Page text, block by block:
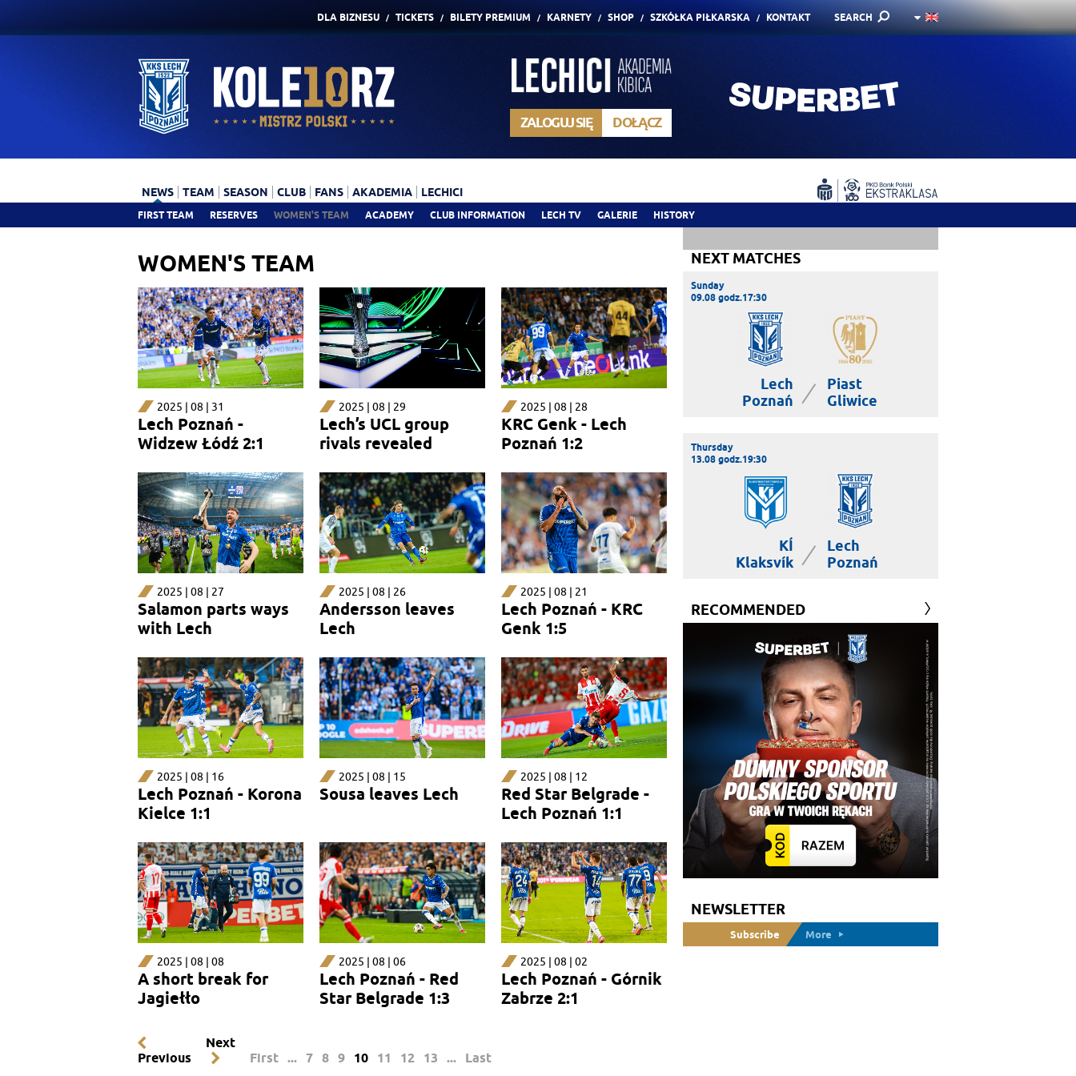
DLA BIZNESU TICKETS BILETY PREMIUM KARNETY SHOP SZKÓŁKA PIŁKARSKA KONTAKT SEARCH
ZALOGUJ SIĘ DOŁĄCZ
NEWS
FIRST TEAM RESERVES WOMEN'S TEAM ACADEMY CLUB INFORMATION LECH TV GALERIE HISTORY
TEAM SEASON CLUB FANS AKADEMIA LECHICI
WOMEN'S TEAM
2025 | 08 | 31
Lech Poznań -
Widzew Łódź 2:1
2025 | 08 | 29
Lech’s UCL group
rivals revealed
2025 | 08 | 28
KRC Genk - Lech
Poznań 1:2
2025 | 08 | 27
Salamon parts ways
with Lech
2025 | 08 | 26
Andersson leaves
Lech
2025 | 08 | 21
Lech Poznań - KRC
Genk 1:5
2025 | 08 | 16
Lech Poznań - Korona
Kielce 1:1
2025 | 08 | 15
Sousa leaves Lech
2025 | 08 | 12
Red Star Belgrade -
Lech Poznań 1:1
2025 | 08 | 08
A short break for
Jagiełło
2025 | 08 | 06
Lech Poznań - Red
Star Belgrade 1:3
2025 | 08 | 02
Lech Poznań - Górnik
Zabrze 2:1
Previous
Next
First ... 7 8 9 10 11 12 13 ... Last
NEXT MATCHES
Sunday
09.08 godz.17:30
Lech
Poznań
|
Piast
Gliwice
Thursday
13.08 godz.19:30
KÍ
Klaksvík
|
Lech
Poznań
RECOMMENDED
NEWSLETTER
Subscribe More